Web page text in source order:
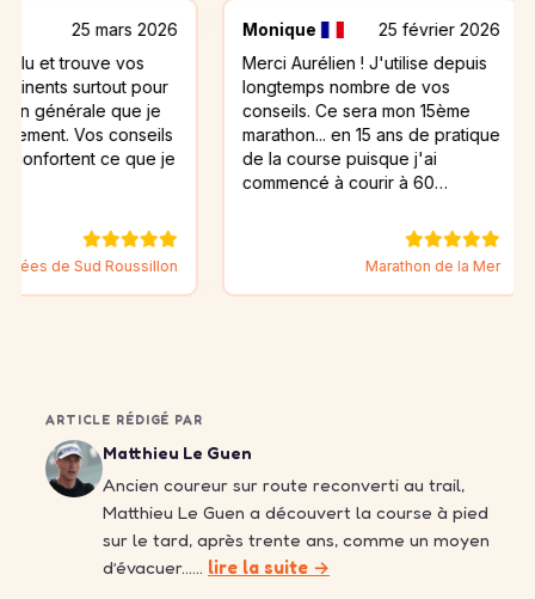
25 mars 2026
vos
pour
que je
conseils
ce que je
Roussillon
Monique
25 février 2026
Merci Aurélien ! J'utilise depuis
longtemps nombre de vos
conseils. Ce sera mon 15ème
marathon... en 15 ans de pratique
de la course puisque j'ai
commencé à courir à 60…
Marathon de la Mer
ARTICLE RÉDIGÉ PAR
Matthieu Le Guen
Ancien coureur sur route reconverti au trail,
Matthieu Le Guen a découvert la course à pied
sur le tard, après trente ans, comme un moyen
d’évacuer…… lire la suite →